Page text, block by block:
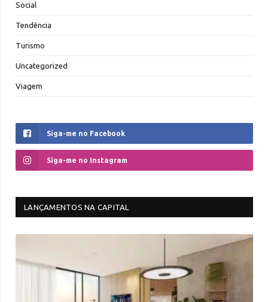
Social
Tendência
Turismo
Uncategorized
Viagem
Siga-me no Facebook
Siga-me no Instagram
LANÇAMENTOS NA CAPITAL